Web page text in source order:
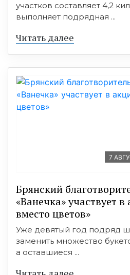
участков составляет 4,2
выполняет подрядная ...
Читать далее
7
Брянский
«Ванечка» участвует
вместо цветов»
Уже девятый год подряд
заменить множество
а оставшиеся ...